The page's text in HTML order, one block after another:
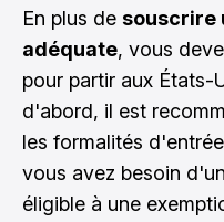
En plus de souscrire
adéquate, vous
pour partir aux États-
d'abord, il est
les formalités
vous avez besoin
éligible à une